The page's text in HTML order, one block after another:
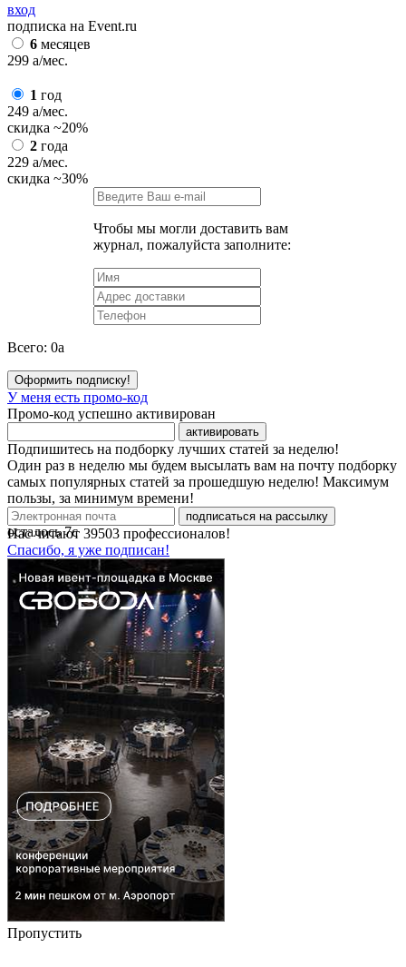
вход
подписка на Event.ru
6 месяцев
299 a/мес.
1 год
249 a/мес.
скидка ~20%
2 года
229 a/мес.
скидка ~30%
Чтобы мы могли доставить вам
журнал, пожалуйста заполните:
Всего: 0a
Оформить подписку!
У меня есть промо-код
Промо-код успешно активирован
активировать
Подпишитесь на подборку лучших статей за неделю!
Один раз в неделю мы будем высылать вам на почту подборку
самых популярных статей за прошедшую неделю! Максимум
пользы, за минимум времени!
подписаться на рассылку
Нас читают 39503 профессионалов!
Спасибо, я уже подписан!
осталось7с
Пропустить